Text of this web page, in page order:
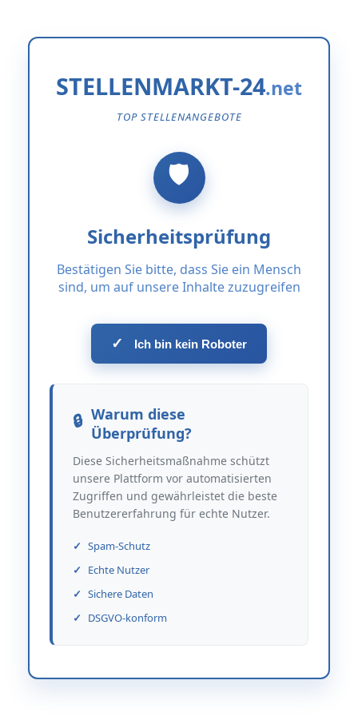
STELLENMARKT-24
TOP STELLENANGEBOTE
Sicherheitsprüfung
Bestätigen Sie bitte, dass Sie ein Mensch
sind, um auf unsere Inhalte zuzugreifen
✓ Ich bin kein Roboter
Warum diese
Überprüfung?
Diese Sicherheitsmaßnahme schützt
unsere Plattform vor automatisierten
Zugriffen und gewährleistet die beste
Benutzererfahrung für echte Nutzer.
Spam-Schutz
Echte Nutzer
Sichere Daten
DSGVO-konform